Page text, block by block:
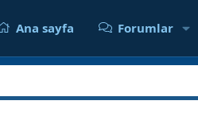
Ana sayfa Forumlar